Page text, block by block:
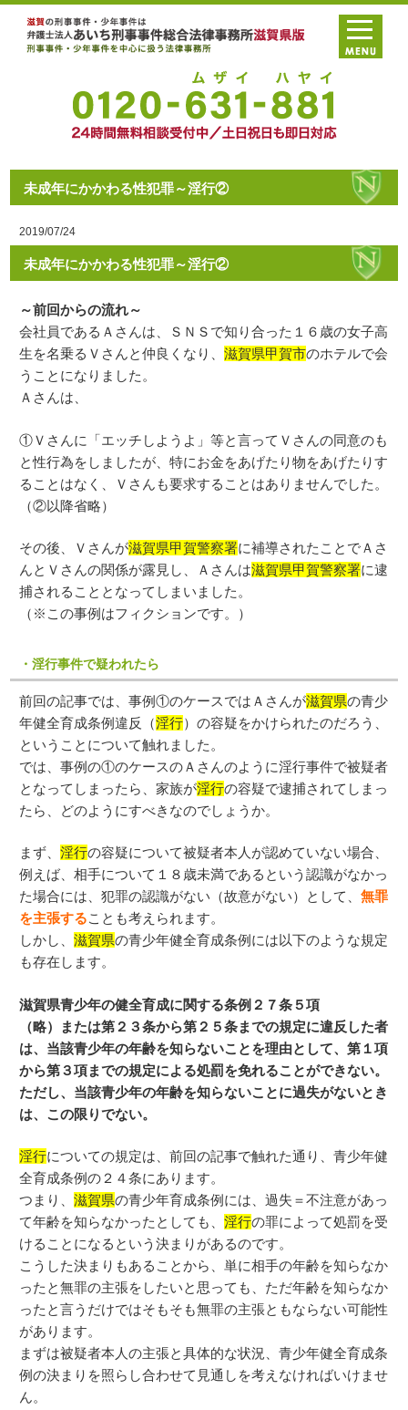
未成年にかかわる性犯罪～淫行②
2019/07/24
未成年にかかわる性犯罪～淫行②
～前回からの流れ～
会社員であるＡさんは、ＳＮＳで知り合った１６歳の女子高
生を名乗るＶさんと仲良くなり、滋賀県甲賀市のホテルで会
うことになりました。
Ａさんは、
①Ｖさんに「エッチしようよ」等と言ってＶさんの同意のも
と性行為をしましたが、特にお金をあげたり物をあげたりす
ることはなく、Ｖさんも要求することはありませんでした。
（②以降省略）
その後、Ｖさんが滋賀県甲賀警察署に補導されたことでＡさ
んとＶさんの関係が露見し、Ａさんは滋賀県甲賀警察署に逮
捕されることとなってしまいました。
（※この事例はフィクションです。）
・淫行事件で疑われたら
前回の記事では、事例①のケースではＡさんが滋賀県の青少
年健全育成条例違反（淫行）の容疑をかけられたのだろう、
ということについて触れました。
では、事例の①のケースのＡさんのように淫行事件で被疑者
となってしまったら、家族が淫行の容疑で逮捕されてしまっ
たら、どのようにすべきなのでしょうか。
まず、淫行の容疑について被疑者本人が認めていない場合、
例えば、相手について１８歳未満であるという認識がなかっ
た場合には、犯罪の認識がない（故意がない）として、無罪
を主張することも考えられます。
しかし、滋賀県の青少年健全育成条例には以下のような規定
も存在します。
滋賀県青少年の健全育成に関する条例２７条５項
（略）または第２３条から第２５条までの規定に違反した者
は、当該青少年の年齢を知らないことを理由として、第１項
から第３項までの規定による処罰を免れることができない。
ただし、当該青少年の年齢を知らないことに過失がないとき
は、この限りでない。
淫行についての規定は、前回の記事で触れた通り、青少年健
全育成条例の２４条にあります。
つまり、滋賀県の青少年育成条例には、過失＝不注意があっ
て年齢を知らなかったとしても、淫行の罪によって処罰を受
けることになるという決まりがあるのです。
こうした決まりもあることから、単に相手の年齢を知らなか
ったと無罪の主張をしたいと思っても、ただ年齢を知らなか
ったと言うだけではそもそも無罪の主張ともならない可能性
があります。
まずは被疑者本人の主張と具体的な状況、青少年健全育成条
例の決まりを照らし合わせて見通しを考えなければいけませ
ん。